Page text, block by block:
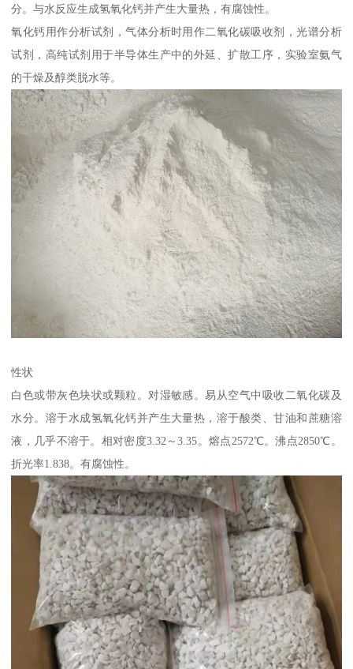
分。与水反应生成氢氧化钙并产生大量热，有腐蚀性。
氧化钙用作分析试剂，气体分析时用作二氧化碳吸收剂，光谱分析
试剂，高纯试剂用于半导体生产中的外延、扩散工序，实验室氨气
的干燥及醇类脱水等。
性状
白色或带灰色块状或颗粒。对湿敏感。易从空气中吸收二氧化碳及
水分。溶于水成氢氧化钙并产生大量热，溶于酸类、甘油和蔗糖溶
液，几乎不溶于。相对密度3.32～3.35。熔点2572℃。沸点2850℃。
折光率1.838。有腐蚀性。